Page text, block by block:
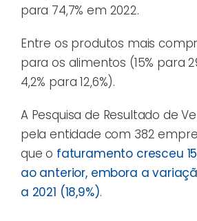
para 74,7% em 2022.
Entre os produtos mais
para os alimentos (15% para
4,2% para 12,6%).
A Pesquisa de Resultado de
pela entidade com 382
que o faturamento cresceu
ao anterior, embora a
a 2021 (18,9%).